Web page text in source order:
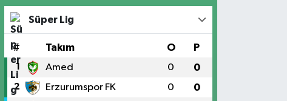
Süper Lig
# Takım O P
1 Amed 0 0
2 Erzurumspor FK 0 0